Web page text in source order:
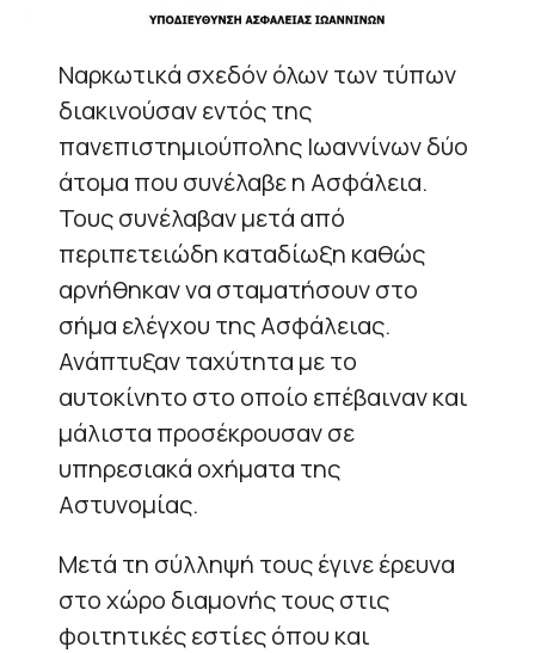
Ναρκωτικά σχεδόν όλων των τύπων
διακινούσαν εντός της
πανεπιστημιούπολης Ιωαννίνων δύο
άτομα που συνέλαβε η Ασφάλεια.
Τους συνέλαβαν μετά από
περιπετειώδη καταδίωξη καθώς
αρνήθηκαν να σταματήσουν στο
σήμα ελέγχου της Ασφάλειας.
Ανάπτυξαν ταχύτητα με το
αυτοκίνητο στο οποίο επέβαιναν και
μάλιστα προσέκρουσαν σε
υπηρεσιακά οχήματα της
Αστυνομίας.
Μετά τη σύλληψή τους έγινε έρευνα
στο χώρο διαμονής τους στις
φοιτητικές εστίες όπου και